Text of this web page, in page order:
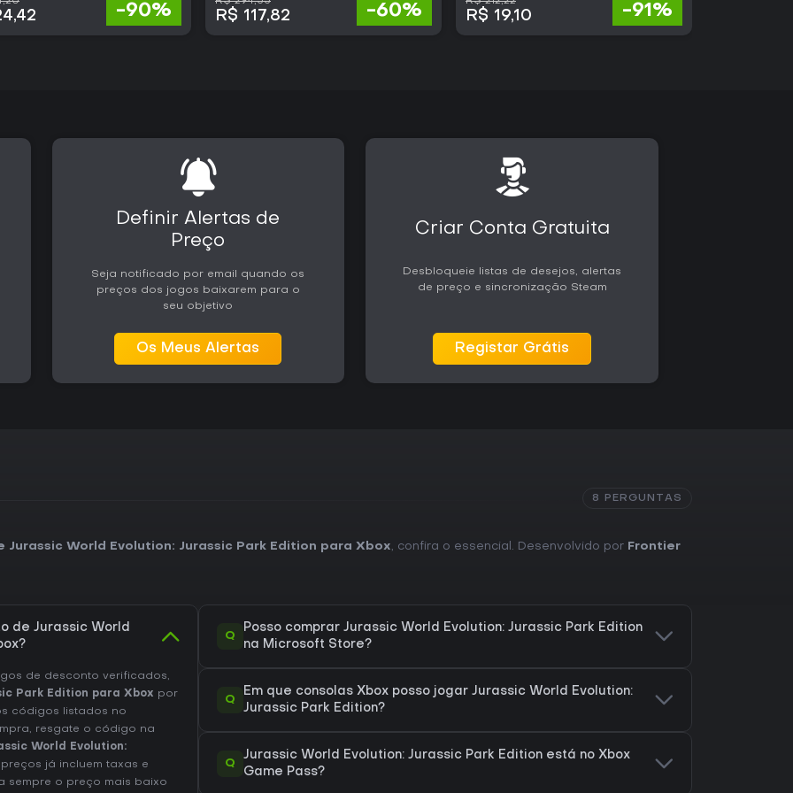
-90% R$ 117,82 -60% R$ 19,10 -91%
Definir Alertas de
Preço
Seja notificado por email quando os
preços dos jogos baixarem para o
seu objetivo
Os Meus Alertas
Criar Conta Gratuita
Desbloqueie listas de desejos, alertas
de preço e sincronização Steam
Registar Grátis
8 PERGUNTAS
World Evolution: Jurassic Park Edition para Xbox, confira o essencial. Desenvolvido por Frontier
de Jurassic World
de desconto verificados,
Park Edition para Xbox por
códigos listados no
resgate o código na
World Evolution:
já incluem taxas e
sempre o preço mais baixo
Q
Posso comprar Jurassic World Evolution: Jurassic Park Edition
na Microsoft Store?
Q
Em que consolas Xbox posso jogar Jurassic World Evolution:
Jurassic Park Edition?
Q
Jurassic World Evolution: Jurassic Park Edition está no Xbox
Game Pass?